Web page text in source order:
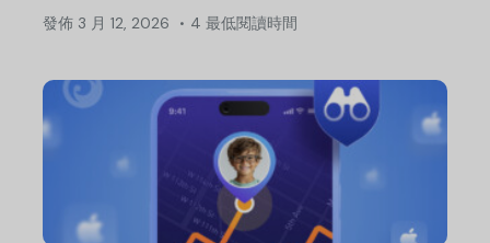
發佈 3 月 12, 2026 4 最低閱讀時間